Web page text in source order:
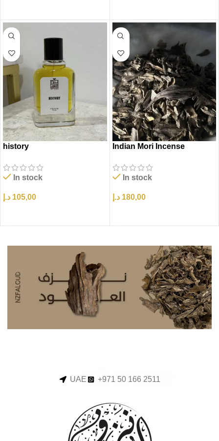
history
In stock
105,00 د.إ
Indian Mori Incense
In stock
180,00 د.إ
UAE +971 50 166 2511